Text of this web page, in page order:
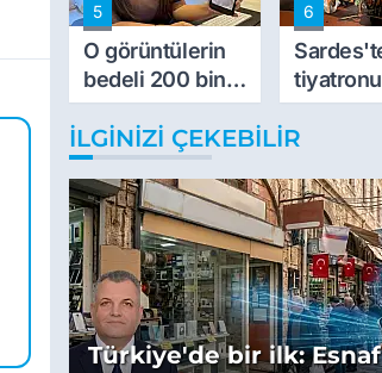
5
O görüntülerin
bedeli 200 bin
TL
6
imece
binlerce
İLGINIZI ÇEKEBILIR
Türkiye'de bir ilk: Esnaf